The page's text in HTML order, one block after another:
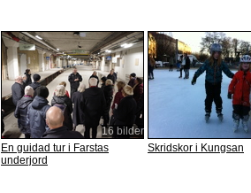
En guidad tur i Farstas
underjord
16 bilder
Skridskor i Kungsan